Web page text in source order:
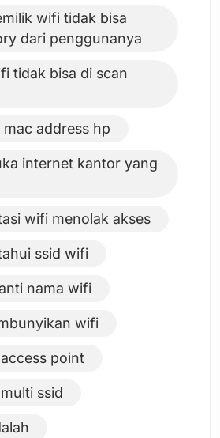
wifi tidak bisa
dari penggunanya
tidak bisa di scan
address hp
internet kantor yang
wifi menolak akses
ssid wifi
nama wifi
wifi
point
ssid